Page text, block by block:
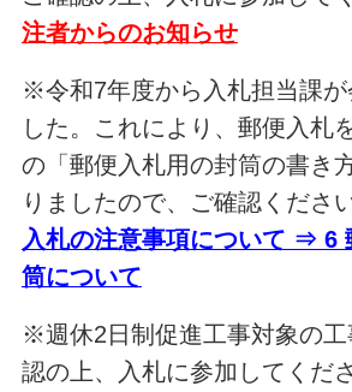
注者からのお知らせ
※令和7年度から入札担当課が
した。これにより、郵便入札
の「郵便入札用の封筒の書き
りましたので、ご確認くださ
入札の注意事項について ⇒ 6
筒について
※週休2日制促進工事対象の
認の上、入札に参加してくだ